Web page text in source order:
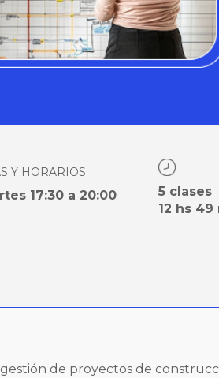
Y HORARIOS
17:30 a 20:00
5 clases
12 hs 49
de proyectos de